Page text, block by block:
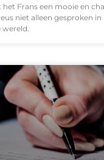
het Frans een mooie en
niet alleen gesproken in